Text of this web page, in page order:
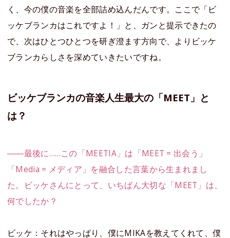
く、今の僕の音楽を全部詰め込んだんです。ここで「ビ
ッケブランカはこれですよ！」と、ガンと提示できたの
で、次はひとつひとつを研ぎ澄ます方向で、よりビッケ
ブランカらしさを深めていきたいですね。
ビッケブランカの音楽人生最大の「MEET」と
は？
――最後に……この「MEETIA」は「MEET = 出会う」
「Media = メディア」を融合した言葉から生まれまし
た。ビッケさんにとって、いちばん大切な「MEET」は、
何でしたか？
ビッケ：それはやっぱり、僕にMIKAを教えてくれて、僕